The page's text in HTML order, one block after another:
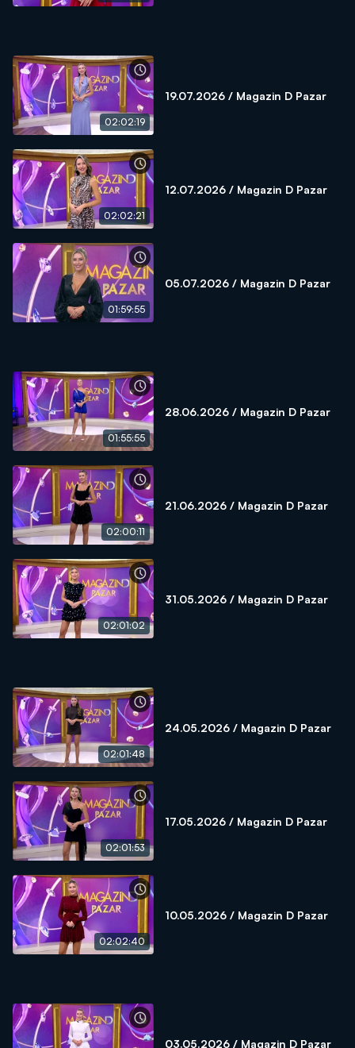
02:02:19
19.07.2026 / Magazin D Pazar
02:02:21
12.07.2026 / Magazin D Pazar
01:59:55
05.07.2026 / Magazin D Pazar
01:55:55
28.06.2026 / Magazin D Pazar
02:00:11
21.06.2026 / Magazin D Pazar
02:01:02
31.05.2026 / Magazin D Pazar
02:01:48
24.05.2026 / Magazin D Pazar
02:01:53
17.05.2026 / Magazin D Pazar
02:02:40
10.05.2026 / Magazin D Pazar
03.05.2026 / Magazin D Pazar